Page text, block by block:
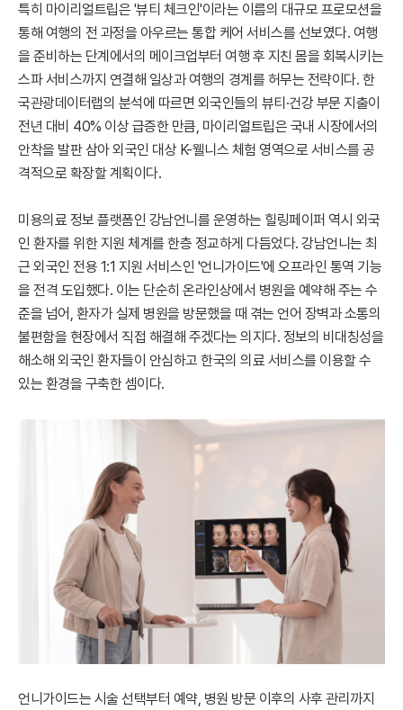
특히 마이리얼트립은 '뷰티 체크인'이라는 이름의 대규모 프로모션을
통해 여행의 전 과정을 아우르는 통합 케어 서비스를 선보였다. 여행
을 준비하는 단계에서의 메이크업부터 여행 후 지친 몸을 회복시키는
스파 서비스까지 연결해 일상과 여행의 경계를 허무는 전략이다. 한
국관광데이터랩의 분석에 따르면 외국인들의 뷰티·건강 부문 지출이
전년 대비 40% 이상 급증한 만큼, 마이리얼트립은 국내 시장에서의
안착을 발판 삼아 외국인 대상 K-웰니스 체험 영역으로 서비스를 공
격적으로 확장할 계획이다.
미용의료 정보 플랫폼인 강남언니를 운영하는 힐링페이퍼 역시 외국
인 환자를 위한 지원 체계를 한층 정교하게 다듬었다. 강남언니는 최
근 외국인 전용 1:1 지원 서비스인 '언니가이드'에 오프라인 통역 기능
을 전격 도입했다. 이는 단순히 온라인상에서 병원을 예약해 주는 수
준을 넘어, 환자가 실제 병원을 방문했을 때 겪는 언어 장벽과 소통의
불편함을 현장에서 직접 해결해 주겠다는 의지다. 정보의 비대칭성을
해소해 외국인 환자들이 안심하고 한국의 의료 서비스를 이용할 수
있는 환경을 구축한 셈이다.
언니가이드는 시술 선택부터 예약, 병원 방문 이후의 사후 관리까지